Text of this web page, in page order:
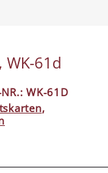
61d
NR.: WK-61D
,